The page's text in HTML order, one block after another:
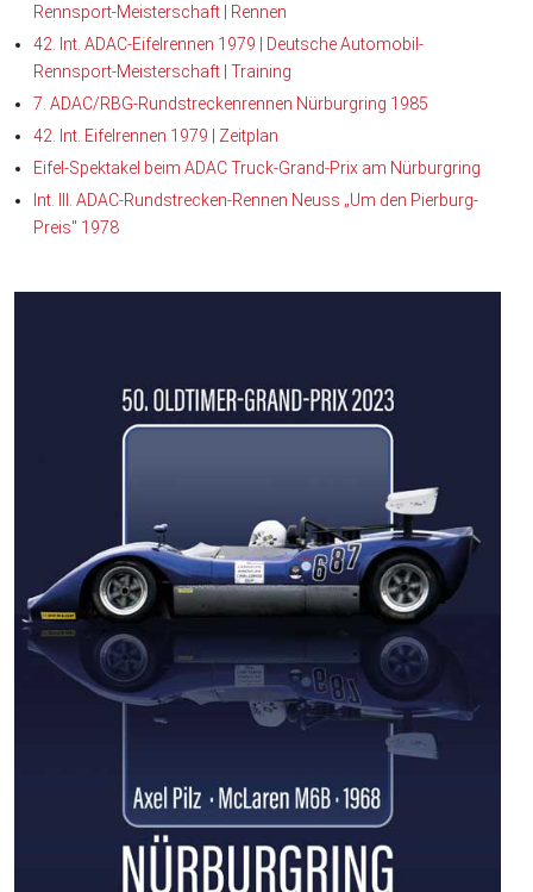
Rennsport-Meisterschaft | Rennen
42. Int. ADAC-Eifelrennen 1979 | Deutsche Automobil-
Rennsport-Meisterschaft | Training
7. ADAC/RBG-Rundstreckenrennen Nürburgring 1985
42. Int. Eifelrennen 1979 | Zeitplan
Eifel-Spektakel beim ADAC Truck-Grand-Prix am Nürburgring
Int. III. ADAC-Rundstrecken-Rennen Neuss „Um den Pierburg-
Preis" 1978